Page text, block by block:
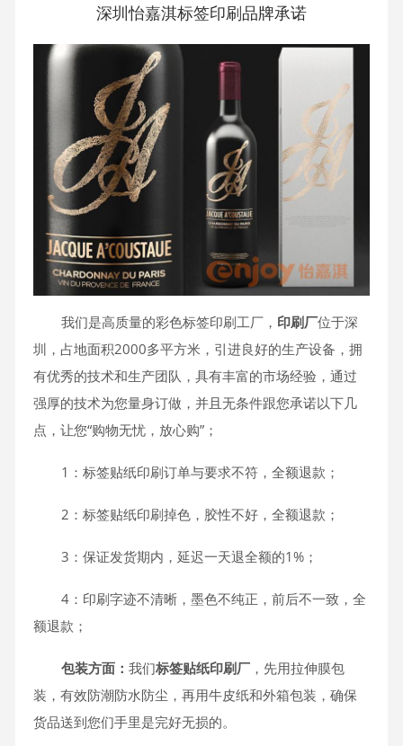
深圳怡嘉淇标签印刷品牌承诺
我们是高质量的彩色标签印刷工厂， 印刷厂位于深
圳，占地面积2000多平方米，引进良好的生产设备，拥
有优秀的技术和生产团队，具有丰富的市场经验，通过
强厚的技术为您量身订做，并且无条件跟您承诺以下几
点，让您“购物无忧，放心购”；
1：标签贴纸印刷订单与要求不符，全额退款；
2：标签贴纸印刷掉色，胶性不好，全额退款；
3：保证发货期内，延迟一天退全额的1%；
4：印刷字迹不清晰，墨色不纯正，前后不一致，全
额退款；
包装方面：我们标签贴纸印刷厂 ，先用拉伸膜包
装，有效防潮防水防尘，再用牛皮纸和外箱包装，确保
货品送到您们手里是完好无损的。